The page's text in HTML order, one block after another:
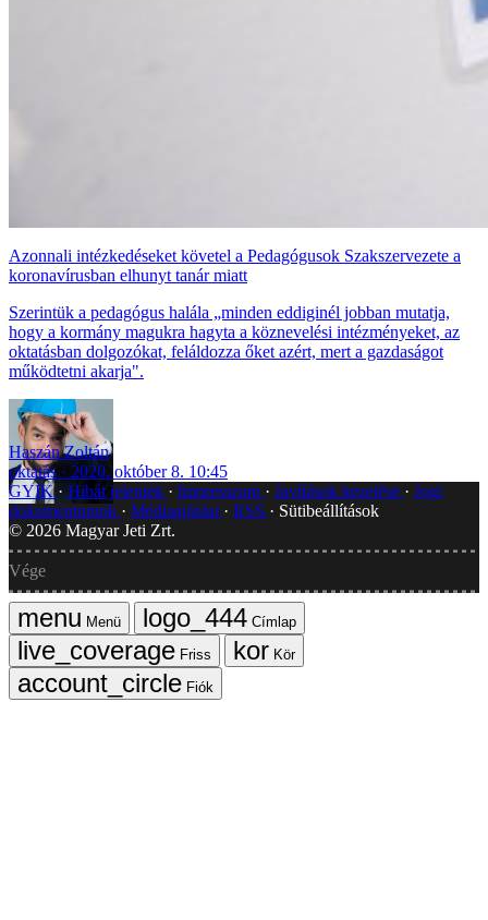
Azonnali intézkedéseket követel a Pedagógusok Szakszervezete a
koronavírusban elhunyt tanár miatt
Szerintük a pedagógus halála „minden eddiginél jobban mutatja,
hogy a kormány magukra hagyta a köznevelési intézményeket, az
oktatásban dolgozókat, feláldozza őket azért, mert a gazdaságot
működtetni akarja".
Haszán Zoltán
oktatás
2020. október 8. 10:45
GYIK
Hibát jelentek Impresszum Javítások kezelése
Jogi
dokumentumok
Médiaajánlat RSS
Sütibeállítások
© 2026 Magyar Jeti Zrt.
Vége
Menü
Címlap
Friss
Kör
Fiók